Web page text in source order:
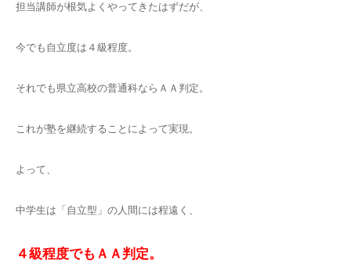
担当講師が根気よくやってきたはずだが、
今でも自立度は４級程度。
それでも県立高校の普通科ならＡＡ判定。
これが塾を継続することによって実現。
よって、
中学生は「自立型」の人間には程遠く、
４級程度でもＡＡ判定。